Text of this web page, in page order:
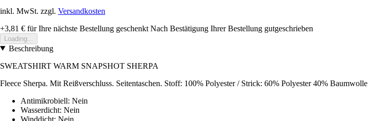
inkl. MwSt. zzgl. Versandkosten
+3,81 € für Ihre nächste Bestellung geschenkt Nach Bestätigung Ihrer Bestellung gutgeschrieben
Loading...
Beschreibung
SWEATSHIRT WARM SNAPSHOT SHERPA
Fleece Sherpa. Mit Reißverschluss. Seitentaschen. Stoff: 100% Polyester / Strick: 60% Polyester 40% Baumwolle
Antimikrobiell: Nein
Wasserdicht: Nein
Winddicht: Nein